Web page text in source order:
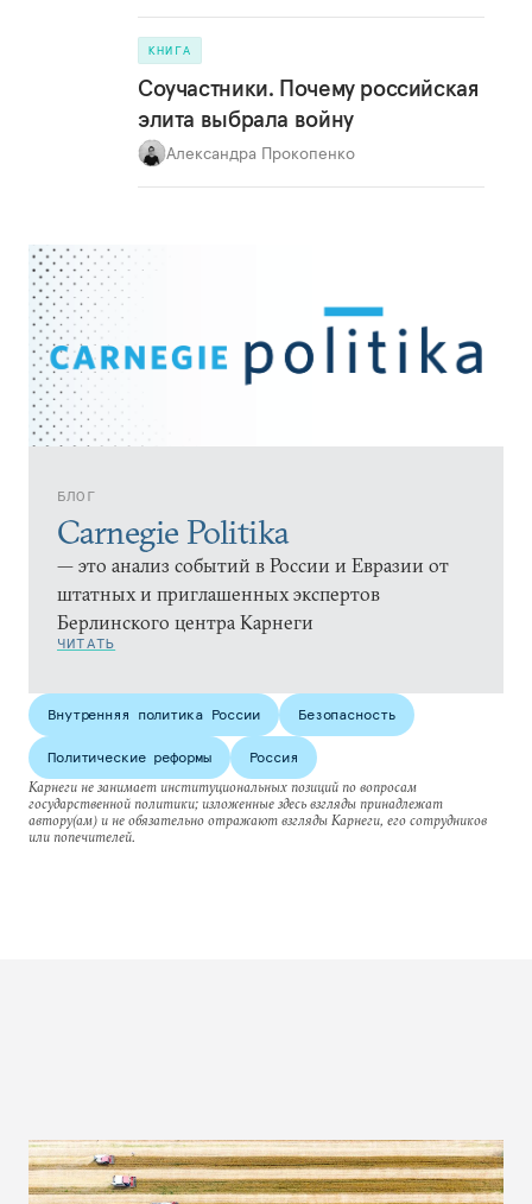
БЛОГ
Carnegie Politika
— это анализ событий в России и Евразии от
штатных и приглашенных экспертов
Берлинского центра Карнеги
ЧИТАТЬ
КНИГА
Соучастники. Почему российская
элита выбрала войну
Александра Прокопенко
Внутренняя политика России Безопасность
Политические реформы
Россия
Карнеги не занимает институциональных позиций по вопросам
государственной политики; изложенные здесь взгляды принадлежат
автору(ам) и не обязательно отражают взгляды Карнеги, его сотрудников
или попечителей.